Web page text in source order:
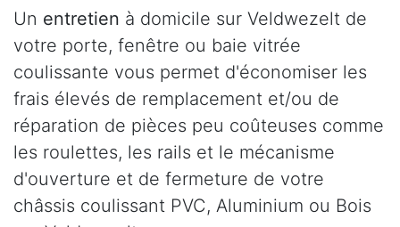
Un entretien à domicile sur Veldwezelt de
votre porte, fenêtre ou baie vitrée
coulissante vous permet d'économiser les
frais élevés de remplacement et/ou de
réparation de pièces peu coûteuses comme
les roulettes, les rails et le mécanisme
d'ouverture et de fermeture de votre
châssis coulissant PVC, Aluminium ou Bois